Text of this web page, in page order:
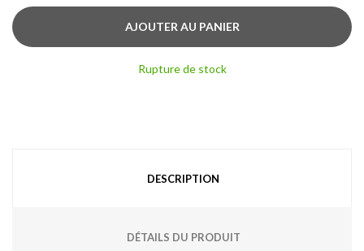
AJOUTER AU PANIER
Rupture de stock
DESCRIPTION
DÉTAILS DU PRODUIT